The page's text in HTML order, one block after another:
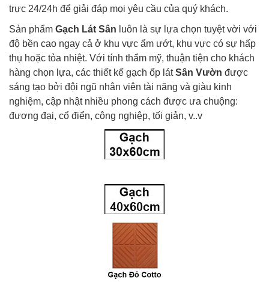
trực 24/24h để giải đáp mọi yêu cầu của quý khách.
Sản phẩm Gạch Lát Sân luôn là sự lựa chọn tuyệt vời với
độ bền cao ngay cả ở khu vực ẩm ướt, khu vực có sự hấp
thụ hoặc tỏa nhiệt. Với tính thẩm mỹ, thuận tiện cho khách
hàng chọn lựa, các thiết kế gạch ốp látSân Vườn được
sáng tạo bởi đội ngũ nhân viên tài năng và giàu kinh
nghiệm, cập nhật nhiều phong cách được ưa chuộng:
đương đại, cổ điển, công nghiệp, tối giản, v..v